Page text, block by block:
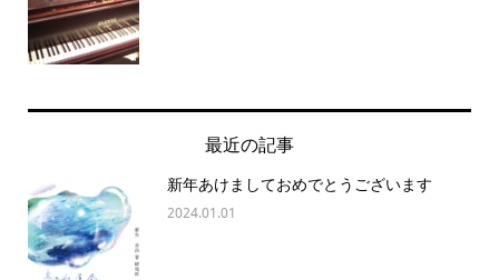
最近の記事
新年あけましておめでとうございます
2024.01.01